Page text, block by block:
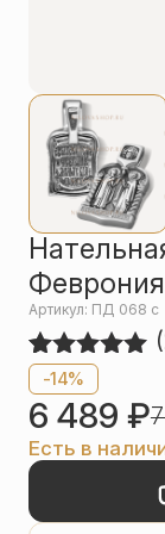
Чётки
Другое
Артикул: ПД 068 с
Рейтинг
5.00из 5
на основе
опроса
2
пользователей
(
-14%
6 489 ₽
Есть в